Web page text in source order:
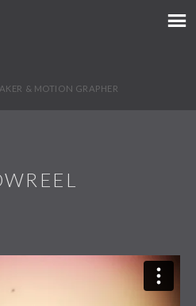
& MOTION GRAPHER